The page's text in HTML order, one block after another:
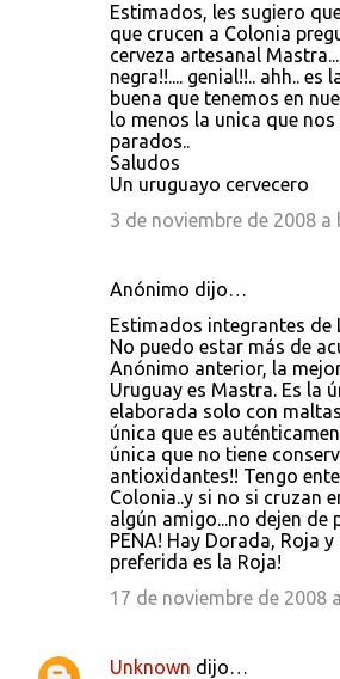
Estimados, les sugiero
que crucen a Colonia
cerveza artesanal
negra!!.... genial!!.. ahh.. es
buena que tenemos en
lo menos la unica que nos
parados..
Saludos
Un uruguayo cervecero
3 de noviembre de 2008 a
Anónimo dijo…
Estimados integrantes de
No puedo estar más de
Anónimo anterior, la
Uruguay es Mastra. Es la
elaborada solo con
única que es
única que no tiene
antioxidantes!! Tengo
Colonia..y si no si cruzan
algún amigo...no dejen de
PENA! Hay Dorada, Roja y
preferida es la Roja!
17 de noviembre de 2008
Unknown dijo…